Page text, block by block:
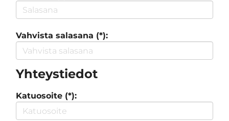
Vahvista salasana (*):
Yhteystiedot
Katuosoite (*):